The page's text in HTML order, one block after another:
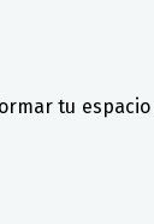
tu